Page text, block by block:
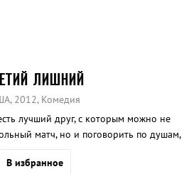
ЛИШНИЙ
2012, Комедия
лучший друг, с которым можно не
матч, но и поговорить по душам,
В избранное